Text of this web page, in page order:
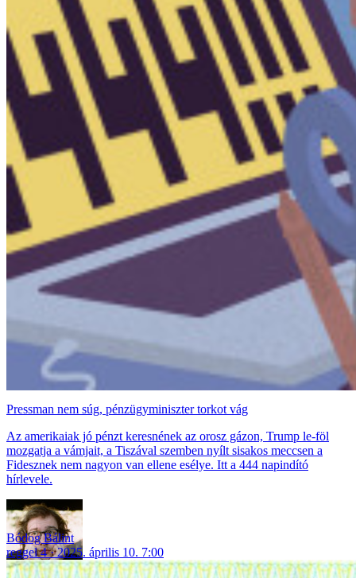
Pressman nem súg, pénzügyminiszter torkot vág
Az amerikaiak jó pénzt keresnének az orosz gázon, Trump le-föl
mozgatja a vámjait, a Tiszával szemben nyílt sisakos meccsen a
Fidesznek nem nagyon van ellene esélye. Itt a 444 napindító
hírlevele.
Bódog Bálint
reggel 4
2025. április 10. 7:00